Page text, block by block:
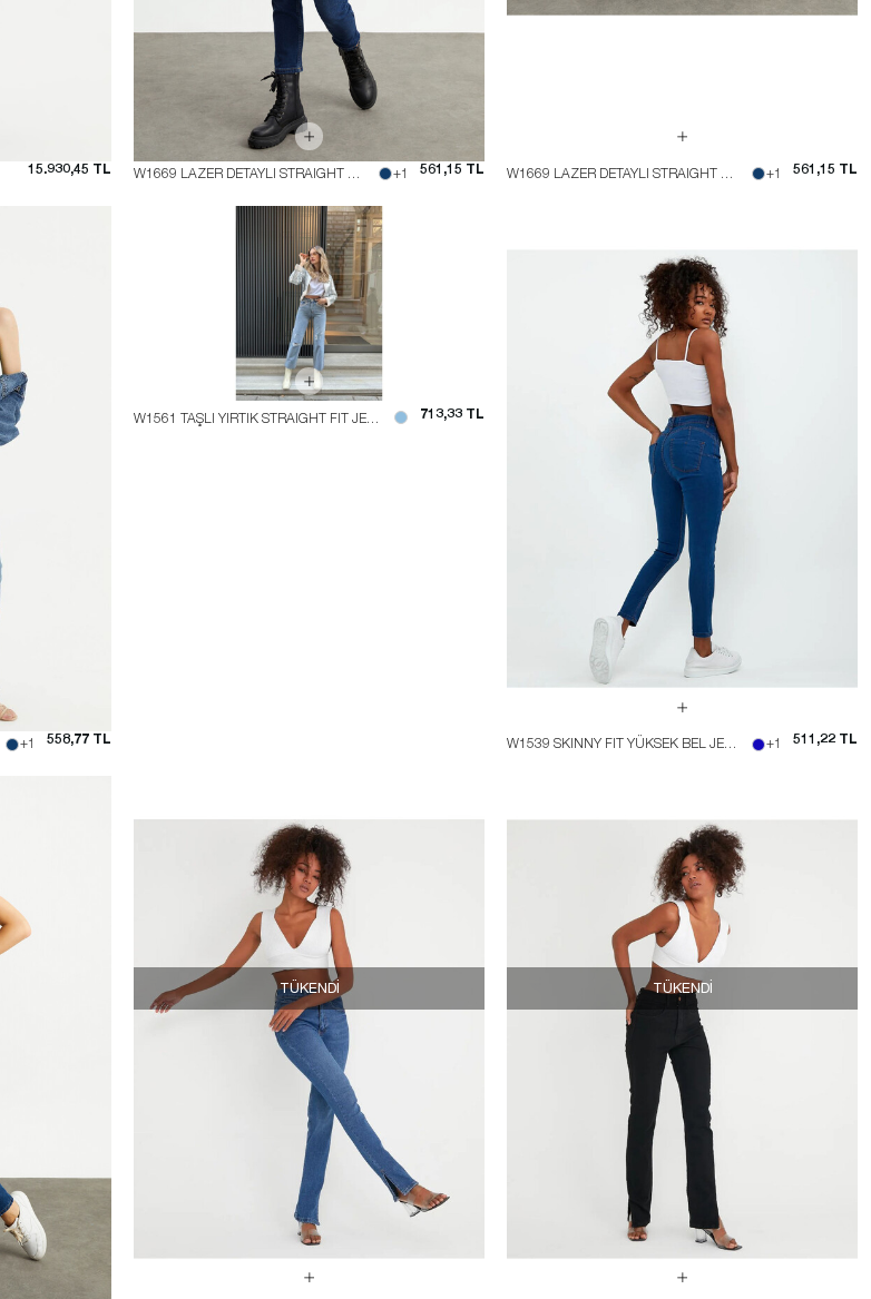
15.930,45 TL W1669 LAZER DETAYLI STRAIGHT FIT JEAN +1 561,15 TL W1669 LAZER DETAYLI STRAIGHT FIT JEAN +1 561,15 TL
+1 558,77 TL
W1561 TAŞLI YIRTIK STRAIGHT FIT JEAN 713,33 TL
W1539 SKINNY FIT YÜKSEK BEL JEAN +1 511,22 TL
TÜKENDI TÜKENDI